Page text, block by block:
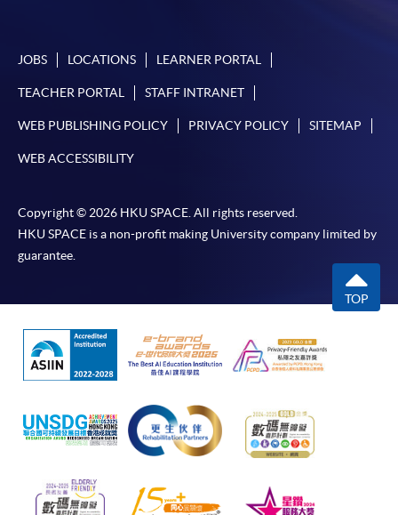
*信用咭網上繳費服務- 申請人可以 VISA 或
Mastercard卡」）繳付學費。
月免息分期付款優惠，必須親臨本學院設有報名服務的教
如欲了解如何於網上報讀新課程及繳費，請瀏覽網上
申請/報讀指南 :
-個別學歷頒授課程
報讀同一學歷頒授課程內其他單元
個別課程為須報讀同一學歷頒授課程及其他單元或繳
交下期學費的學員，提供網上服務，如學員就讀的課
程設有此服務，課程負責人會通知學員有關程序。
JOBS LOCATIONS LEARNER PORTAL
TEACHER PORTAL STAFF INTRANET
WEB PUBLISHING POLICY PRIVACY POLICY SITEMAP
WEB ACCESSIBILITY
Copyright © 2026 HKU SPACE. All rights reserved.
HKU SPACE is a non-profit making University company limited by
guarantee.
TOP